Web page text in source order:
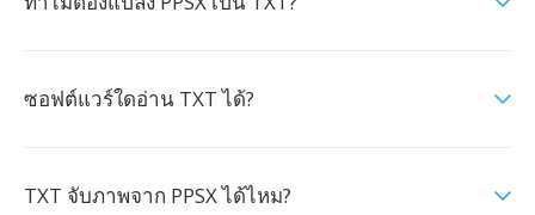
ซอฟต์แวร์ใดอ่าน TXT ได้?
TXT จับภาพจาก PPSX ได้ไหม?